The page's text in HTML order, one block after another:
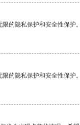
的隐私保护和安全性保护
的隐私保护和安全性保护